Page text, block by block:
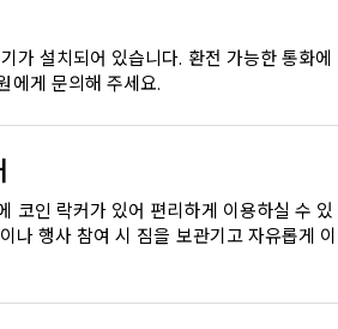
가 설치되어 있습니다. 환전 가능한 통화에
에게 문의해 주세요.
코인 락커가 있어 편리하게 이용하실 수 있
나 행사 참여 시 짐을 보관기고 자유롭게 이